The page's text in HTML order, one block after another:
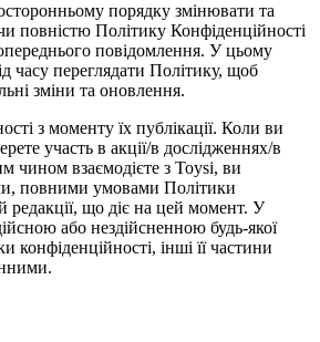
порядку змінювати та
повністю Політику Конфіденційності
повідомлення. У цьому
часу переглядати Політику, щоб
зміни та оновлення.
з моменту їх публікації. Коли ви
участь в акції/в дослідженнях/в
чином взаємодієте з Toysi, ви
повними умовами Політики
редакції, що діє на цей момент. У
або нездійсненною будь-якої
конфіденційності, інші її частини